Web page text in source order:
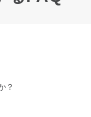
？